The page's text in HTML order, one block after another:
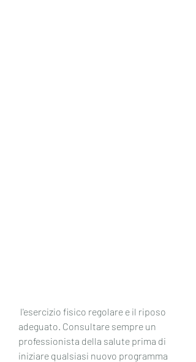
adeguato. Consultare sempre un
professionista della salute prima di
iniziare qualsiasi nuovo programma